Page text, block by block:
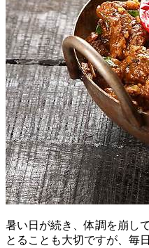
暑い日が続き、体調を崩し
とることも大切ですが、毎